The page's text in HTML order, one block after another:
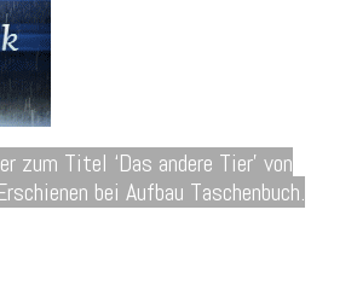
zum Titel ‘Das andere Tier’ von
bei Aufbau Taschenbuch.